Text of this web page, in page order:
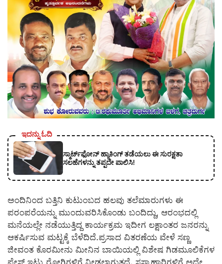
ಇದನ್ನು ಓದಿ
ಸ್ಮಾರ್ಟ್‌ಫೋನ್ ಹ್ಯಾಕಿಂಗ್ ತಡೆಯಲು ಈ ಸುರಕ್ಷತಾ
ಸಲಹೆಗಳನ್ನು ತಪ್ಪದೇ ಪಾಲಿಸಿ!
ಅಂದಿನಿಂದ ಬತ್ತಿನಿ ಕುಟುಂಬದ ಹಲವು ತಲೆಮಾರುಗಳು ಈ
ಪರಂಪರೆಯನ್ನು ಮುಂದುವರಿಸಿಕೊಂಡು ಬಂದಿದ್ದು, ಆರಂಭದಲ್ಲಿ
ಮನೆಯಲ್ಲೇ ನಡೆಯುತ್ತಿದ್ದ ಕಾರ್ಯಕ್ರಮ ಇದೀಗ ಲಕ್ಷಾಂತರ ಜನರನ್ನು
ಆಕರ್ಷಿಸುವ ಮಟ್ಟಕ್ಕೆ ಬೆಳೆದಿದೆ.ಪ್ರಸಾದ ವಿತರಣೆಯ ವೇಳೆ ಸಣ್ಣ
ಜೀವಂತ ಕೊರಮೀನು ಮೀನಿನ ಬಾಯಿಯಲ್ಲಿ ವಿಶೇಷ ಗಿಡಮೂಲಿಕೆಗಳ
ಪೇಸ್ಟ್ ಇಟ್ಟು ರೋಗಿಗಳಿಗೆ ನೀಡಲಾಗುತ್ತದೆ. ಸಸ್ಯಾಹಾರಿಗಳಿಗೆ ಅದೇ